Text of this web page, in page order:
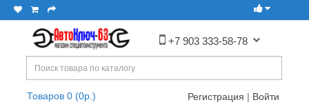
+7 903 333-58-78
Товаров 0 (0р.) Регистрация | Войти